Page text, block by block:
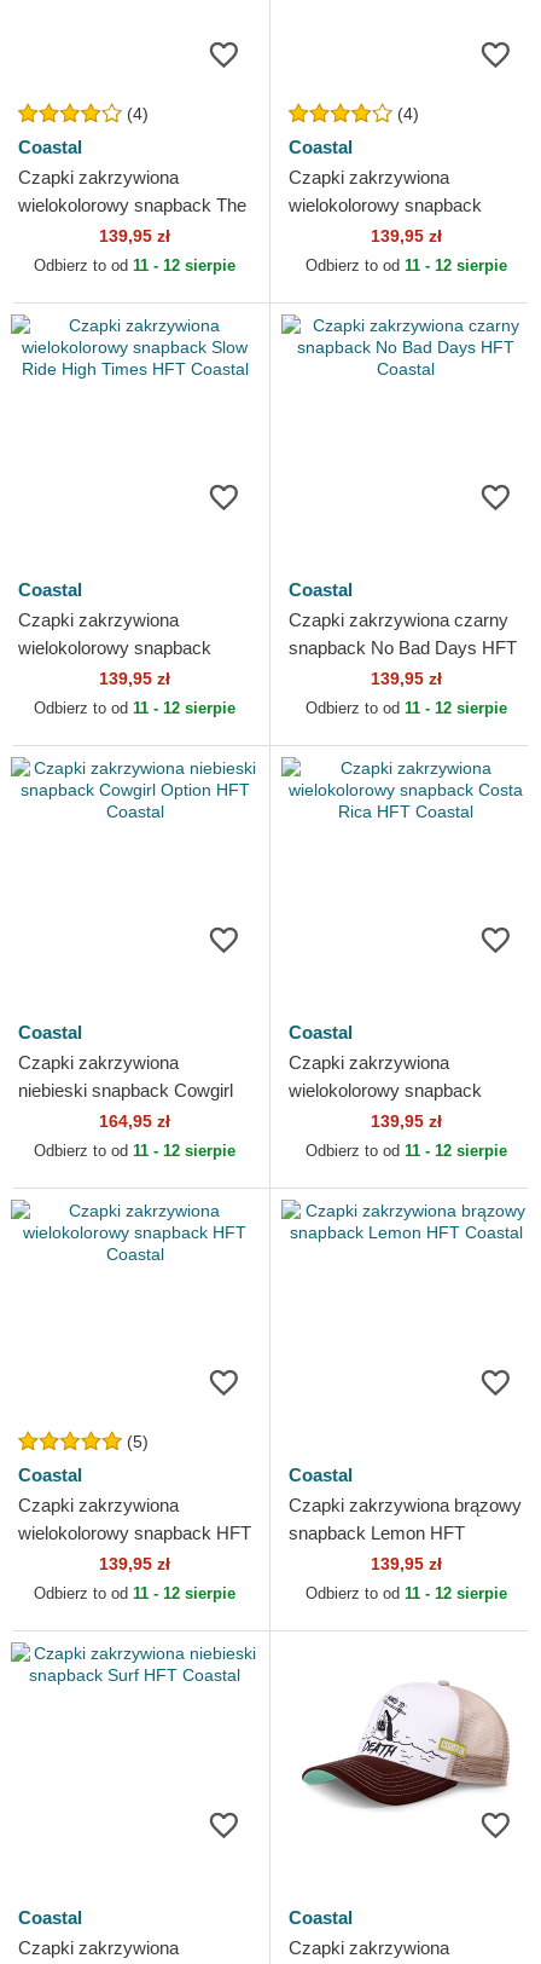
(4)
Coastal
Czapki zakrzywiona
wielokolorowy snapback The
Tides Are Getting Higher HFT
Coastal
139,95 zł
Odbierz to od 11 - 12 sierpie
(4)
Coastal
Czapki zakrzywiona
wielokolorowy snapback
Funky Crab Hostel HFT
Coastal
139,95 zł
Odbierz to od 11 - 12 sierpie
Coastal
Czapki zakrzywiona
wielokolorowy snapback
Slow Ride High Times HFT
Coastal
139,95 zł
Odbierz to od 11 - 12 sierpie
Coastal
Czapki zakrzywiona czarny
snapback No Bad Days HFT
139,95 zł
Odbierz to od 11 - 12 sierpie
Coastal
Czapki zakrzywiona
niebieski snapback Cowgirl
Option HFT Coastal
164,95 zł
Odbierz to od 11 - 12 sierpie
Coastal
Czapki zakrzywiona
wielokolorowy snapback
Costa Rica HFT Coastal
139,95 zł
Odbierz to od 11 - 12 sierpie
(5)
Coastal
Czapki zakrzywiona
wielokolorowy snapback HFT
139,95 zł
Odbierz to od 11 - 12 sierpie
Coastal
Czapki zakrzywiona brązowy
snapback Lemon HFT
139,95 zł
Odbierz to od 11 - 12 sierpie
Coastal
Czapki zakrzywiona
Coastal
Czapki zakrzywiona